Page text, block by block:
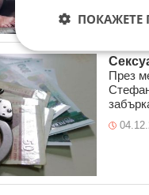
През
ПОКАЖЕТЕ